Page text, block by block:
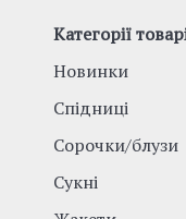
Категорії
Новинки
Спідниці
Сорочки/блузи
Сукні